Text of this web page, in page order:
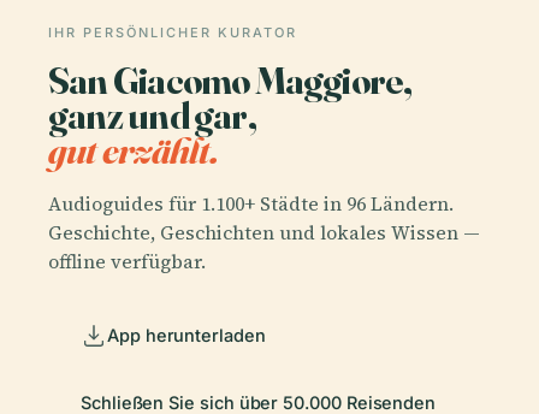
IHR PERSÖNLICHER KURATOR
San Giacomo Maggiore,
ganz und gar,
gut erzählt.
Audioguides für 1.100+ Städte in 96 Ländern.
Geschichte, Geschichten und lokales Wissen —
offline verfügbar.
App herunterladen
Schließen Sie sich über 50.000 Reisenden